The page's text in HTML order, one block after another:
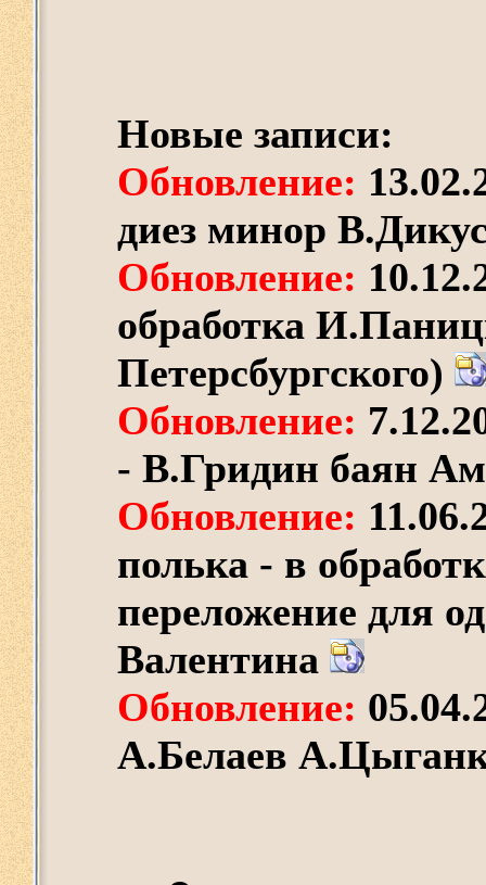
Новые записи:
Обновление:
диез минор
Обновление:
обработка
Петерсбургского)
Обновление:
- В.Гридин баян
Обновление:
полька - в
переложение для
Валентина
Обновление:
А.Белаев